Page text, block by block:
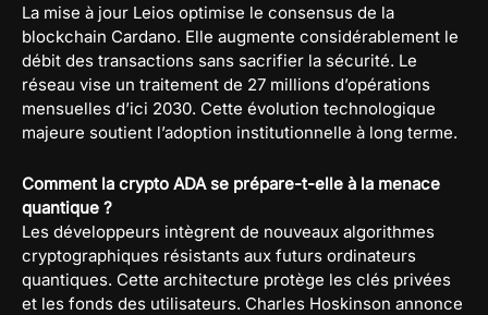
La mise à jour Leios optimise le consensus de la
blockchain Cardano. Elle augmente considérablement le
débit des transactions sans sacrifier la sécurité. Le
réseau vise un traitement de 27 millions d’opérations
mensuelles d’ici 2030. Cette évolution technologique
majeure soutient l’adoption institutionnelle à long terme.
Comment la crypto ADA se prépare-t-elle à la menace
quantique ?
Les développeurs intègrent de nouveaux algorithmes
cryptographiques résistants aux futurs ordinateurs
quantiques. Cette architecture protège les clés privées
et les fonds des utilisateurs. Charles Hoskinson annonce